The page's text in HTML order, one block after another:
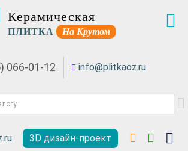
Керамическая
ПЛИТКА На Крутом
066-01-12 info@plitkaoz.ru
3D дизайн-проект